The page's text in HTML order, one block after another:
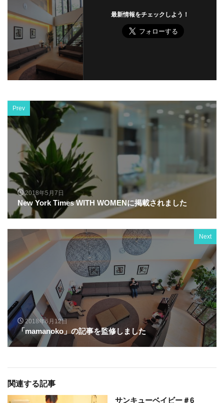
最新情報をチェックしよう！
Prev
2018年5月7日
New York Times WITH WOMENに掲載されました
Next
2018年6月12日
「mamanoko」の記事を監修しました
関連する記事
サンキューベイビー＃6